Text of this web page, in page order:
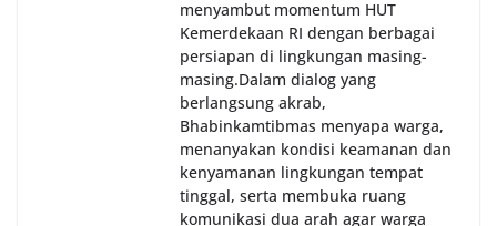
menyambut momentum HUT
Kemerdekaan RI dengan berbagai
persiapan di lingkungan masing-
masing.‎Dalam dialog yang
berlangsung akrab,
Bhabinkamtibmas menyapa warga,
menanyakan kondisi keamanan dan
kenyamanan lingkungan tempat
tinggal, serta membuka ruang
komunikasi dua arah agar warga